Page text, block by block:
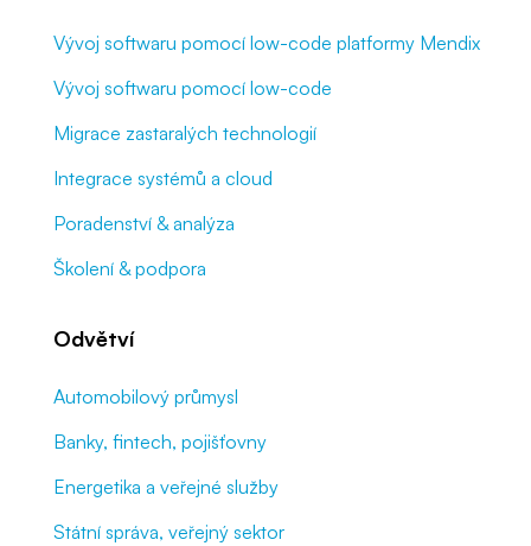
Vývoj softwaru pomocí low-code platformy Mendix
Vývoj softwaru pomocí low-code
Migrace zastaralých technologií
Integrace systémů a cloud
Poradenství & analýza
Školení & podpora
Odvětví
Automobilový průmysl
Banky, fintech, pojišťovny
Energetika a veřejné služby
Státní správa, veřejný sektor